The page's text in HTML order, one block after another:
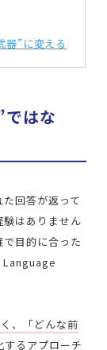
器”に変える
はな
回答が返って
はありません
目的に合った
Language
、「どんな前
るアプローチ